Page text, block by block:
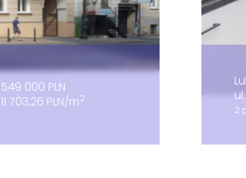
549 000 PLN
11 703,26 PLN/m2
2